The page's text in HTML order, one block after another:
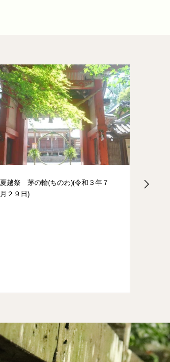
夏越祭 茅の輪(ちのわ)(令和３年７
月２９日)
令和7